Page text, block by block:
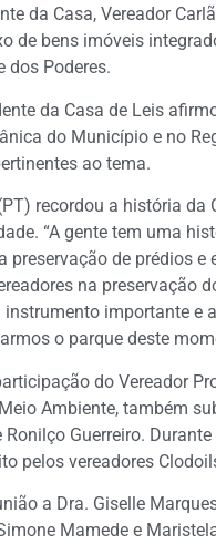
da Casa, Vereador
de bens imóveis
dos Poderes.
da Casa de Leis
do Município e no
ao tema.
recordou a história
“A gente tem uma
preservação de prédios
na preservação
importante e
o parque deste
do Vereador
Ambiente, também
Ronilço Guerreiro.
pelos vereadores
a Dra. Giselle
Mamede e